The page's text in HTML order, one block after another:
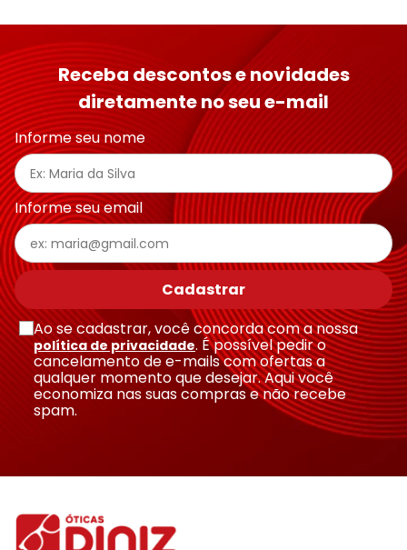
Receba descontos e novidades
diretamente no seu e-mail
Informe seu nome
Informe seu email
Cadastrar
Ao se cadastrar, você concorda com a nossa
política de privacidade. É possível pedir o
cancelamento de e-mails com ofertas a
qualquer momento que desejar. Aqui você
economiza nas suas compras e não recebe
spam.